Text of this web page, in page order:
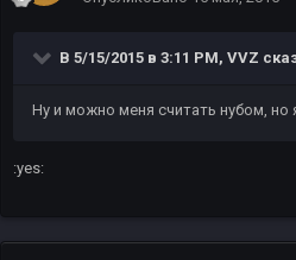
В 5/15/2015 в 3:11 PM, VVZ
Ну и можно меня считать нубом, но
:yes: